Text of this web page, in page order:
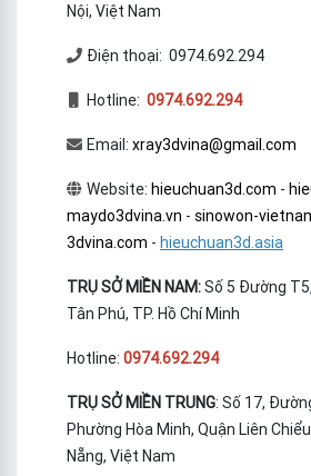
Nội, Việt Nam
Điện thoại: 0974.692.294
Hotline: 0974.692.294
Email: xray3dvina@gmail.com
Website: hieuchuan3d.com -
maydo3dvina.vn - sinowon-
3dvina.com - hieuchuan3d.asia
TRỤ SỞ MIỀN NAM:Số 5 Đường
Tân Phú, TP. Hồ Chí Minh
Hotline: 0974.692.294
TRỤ SỞ MIỀN TRUNG: Số 17,
Phường Hòa Minh, Quận Liên
Nẵng, Việt Nam